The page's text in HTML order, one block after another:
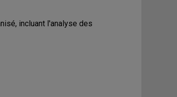
incluant l'analyse des